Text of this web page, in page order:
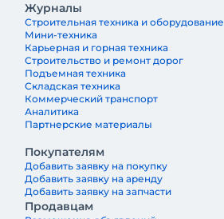
Журналы
Строительная техника и оборудование
Мини-техника
Карьерная и горная техника
Строительство и ремонт дорог
Подъемная техника
Складская техника
Коммерческий транспорт
Аналитика
Партнерские материалы
Покупателям
Добавить заявку на покупку
Добавить заявку на аренду
Добавить заявку на запчасти
Продавцам